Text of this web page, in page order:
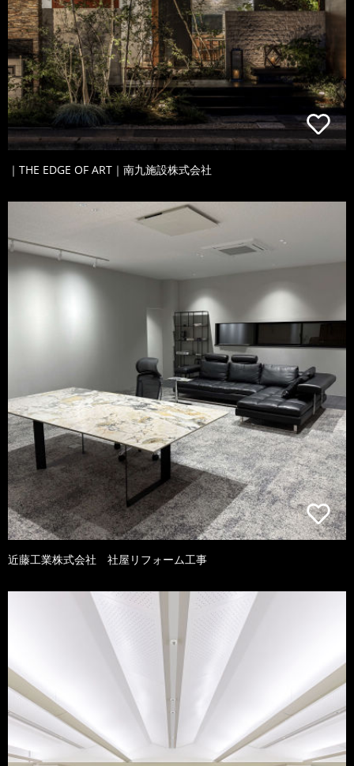
｜THE EDGE OF ART｜南九施設株式会社
近藤工業株式会社 社屋リフォーム工事